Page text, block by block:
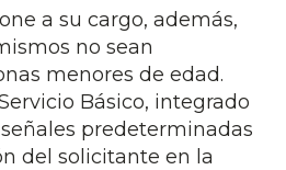
a su cargo, además,
no sean
menores de edad.
Básico, integrado
predeterminadas
del solicitante en la